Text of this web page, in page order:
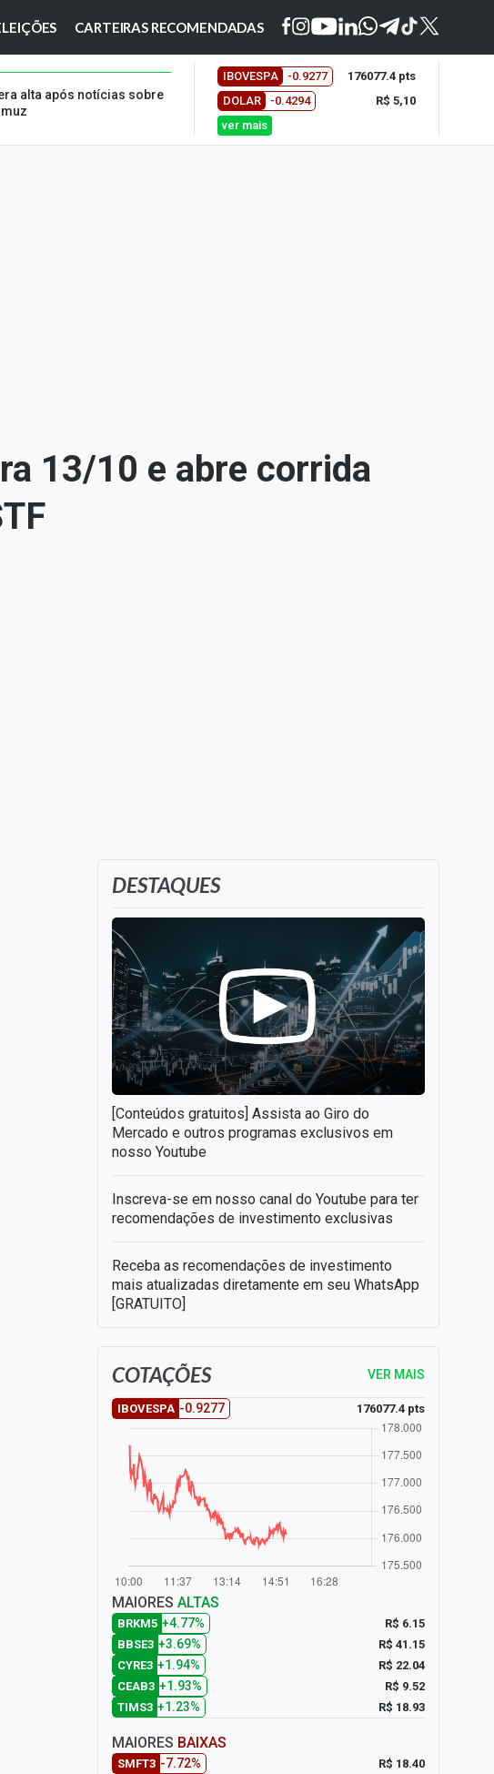
CARTEIRAS RECOMENDADAS
alta após notícias sobre
IBOVESPA -0.9277
176077.4 pts
DOLAR
-0.4294
R$ 5,10
ver mais
13/10 e abre corrida
DESTAQUES
[Conteúdos gratuitos] Assista ao Giro do
Mercado e outros programas exclusivos em
nosso Youtube
Inscreva-se em nosso canal do Youtube para ter
recomendações de investimento exclusivas
Receba as recomendações de investimento
mais atualizadas diretamente em seu WhatsApp
[GRATUITO]
COTAÇÕES VER MAIS
IBOVESPA -0.9277 176077.4 pts
MAIORES ALTAS
BRKM5 +4.77%
R$ 6.15
BBSE3 +3.69%
R$ 41.15
CYRE3 +1.94%
R$ 22.04
CEAB3 +1.93%
R$ 9.52
TIMS3 +1.23% R$ 18.93
MAIORES BAIXAS
SMFT3 -7.72%
R$ 18.40